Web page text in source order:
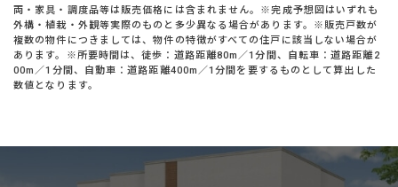
両・家具・調度品等は販売価格には含まれません。※完成予想図はいずれも
外構・植栽・外観等実際のものと多少異なる場合があります。※販売戸数が
複数の物件につきましては、物件の特徴がすべての住戸に該当しない場合が
あります。※所要時間は、徒歩：道路距離80m／1分間、自転車：道路距離2
00m／1分間、自動車：道路距離400m／1分間を要するものとして算出した
数値となります。